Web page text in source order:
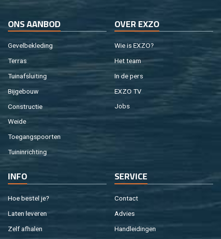
ONS AAN­BOD
Ge­vel­be­kle­ding
Ter­ras
Tuin­af­slui­ting
Bij­ge­bouw
Con­struc­tie
Weide
Toe­gangs­poor­ten
Tuin­in­rich­ting
OVER EXZO
Wie is EXZO?
Het team
In de pers
EXZO TV
Jobs
INFO
Hoe be­stel je?
Laten le­ve­ren
Zelf af­ha­len
SER­VI­CE
Con­tact
Ad­vies
Hand­lei­din­gen